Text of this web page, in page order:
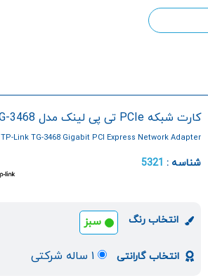
کارت شبکه PCIe تی پی لینک مدل TG-3468
TP-Link TG-3468 Gigabit PCI Express Network Adapter
شناسه : 5321
انتخاب رنگ سبز
انتخاب گارانتی ۱ ساله شرکتی